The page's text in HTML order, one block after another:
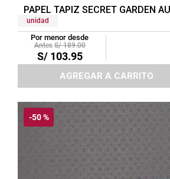
PAPEL TAPIZ SECRET GARDEN
unidad
Por menor desde
S/ 189.00
S/ 103.95
AGREGAR A CARRITO
-50 %